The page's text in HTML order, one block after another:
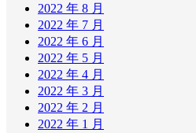
2022 年 8 月
2022 年 7 月
2022 年 6 月
2022 年 5 月
2022 年 4 月
2022 年 3 月
2022 年 2 月
2022 年 1 月